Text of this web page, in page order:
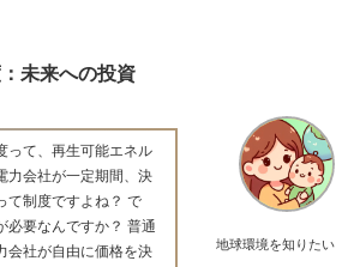
未来への投資
地球環境を知りたい
って、再生可能エネル
力会社が一定期間、決
て制度ですよね？ で
必要なんですか？ 普通
会社が自由に価格を決